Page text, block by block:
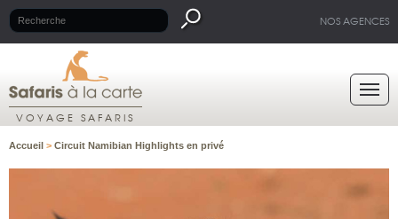
NOS AGENCES
VOYAGE SAFARIS
Accueil > Circuit Namibian Highlights en privé